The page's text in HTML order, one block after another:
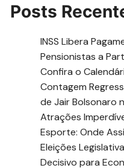
Posts
INSS Libera
Pensionistas a
Confira o
Contagem
de Jair Bolsonaro
Atrações
Esporte: Onde
Eleições
Decisivo para